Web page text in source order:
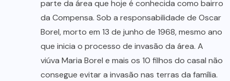
parte da área que hoje é conhecida como bairro
da Compensa. Sob a responsabilidade de Oscar
Borel, morto em 13 de junho de 1968, mesmo ano
que inicia o processo de invasão da área. A
viúva Maria Borel e mais os 10 filhos do casal não
consegue evitar a invasão nas terras da família.